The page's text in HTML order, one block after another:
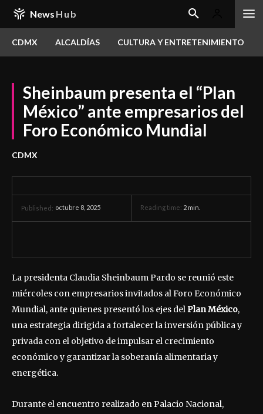
News Hub
CDMX ALCALDÍAS CULTURA Y ENTRETENIMIENTO
Sheinbaum presenta el “Plan
México” ante empresarios del
Foro Económico Mundial
CDMX
Published: octubre 8, 2025 Reading time: 2 min.
La presidenta Claudia Sheinbaum Pardo se reunió este
miércoles con empresarios invitados al Foro Económico
Mundial, ante quienes presentó los ejes delPlan México,
una estrategia dirigida a fortalecer la inversión pública y
privada con el objetivo de impulsar el crecimiento
económico y garantizar la soberanía alimentaria y
energética.
Durante el encuentro realizado en Palacio Nacional,